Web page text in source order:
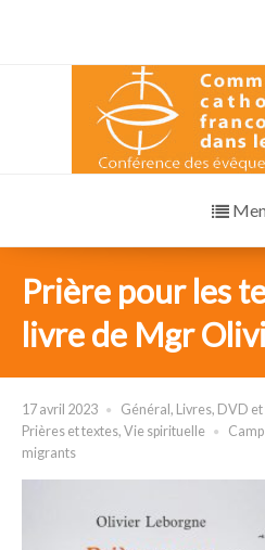
Prière pour les
livre de Mgr
17 avril 2023 Général , Livres, DVD
Prières et textes, Vie spirituelle
migrants